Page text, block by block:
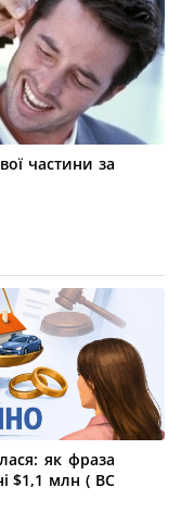
частини за
як фраза
$1,1 млн ( ВС